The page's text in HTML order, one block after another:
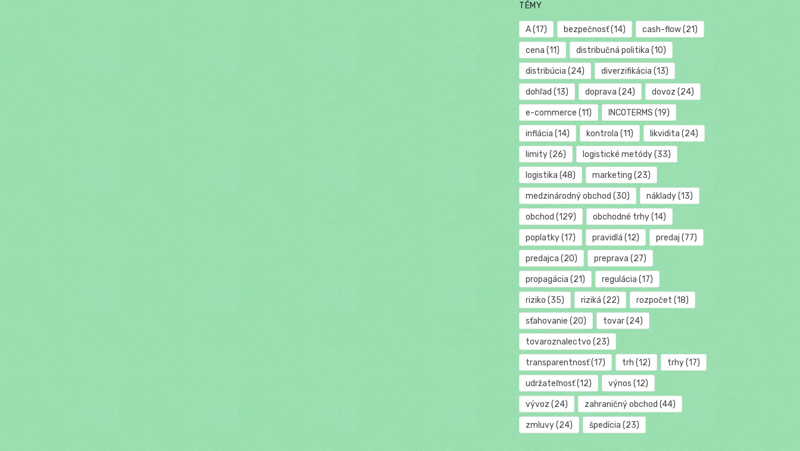
TÉMY
A(17) bezpečnosť(14) cash-flow(21)
cena (11) distribučná politika (10)
distribúcia (24) diverzifikácia (13)
dohľad (13) doprava (24) dovoz (24)
e-commerce (11) INCOTERMS (19)
inflácia (14) kontrola (11) likvidita (24)
limity(26) logistické metódy(33)
logistika (48) marketing (23)
medzinárodný obchod (30) náklady(13)
obchod (129) obchodné trhy(14)
poplatky(17) pravidlá (12) predaj (77)
predajca (20) preprava (27)
propagácia (21) regulácia (17)
riziko (35) riziká (22) rozpočet (18)
sťahovanie (20) tovar(24)
tovaroznalectvo (23)
transparentnosť(17) trh (12) trhy(17)
udržateľnosť(12) výnos (12)
vývoz (24) zahraničný obchod (44)
zmluvy(24) špedícia (23)